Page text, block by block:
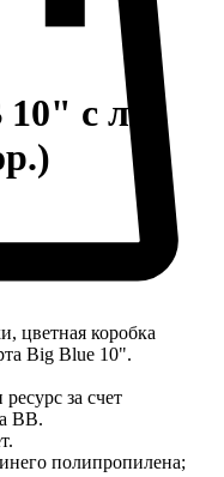
10" с лат
цветная коробка
Big Blue 10".
за счет
BB.
полипропилена;